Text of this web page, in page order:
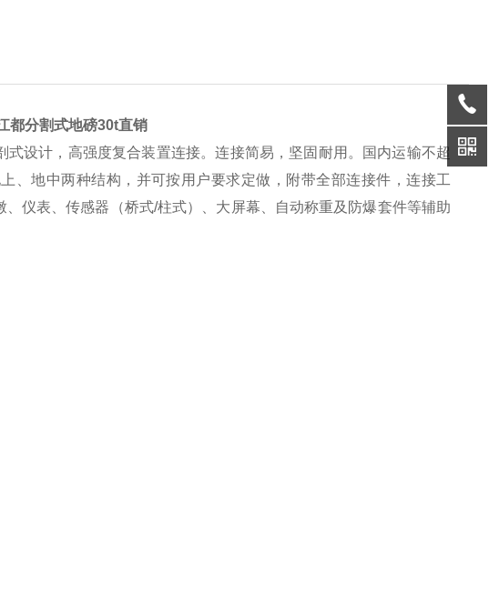
都分割式地磅30t直销
式设计，高强度复合装置连接。连接简易，坚固耐用。国内运输不超
、地中两种结构，并可按用户要求定做，附带全部连接件，连接工
仪表、传感器（桥式/柱式）、大屏幕、自动称重及防爆套件等辅助